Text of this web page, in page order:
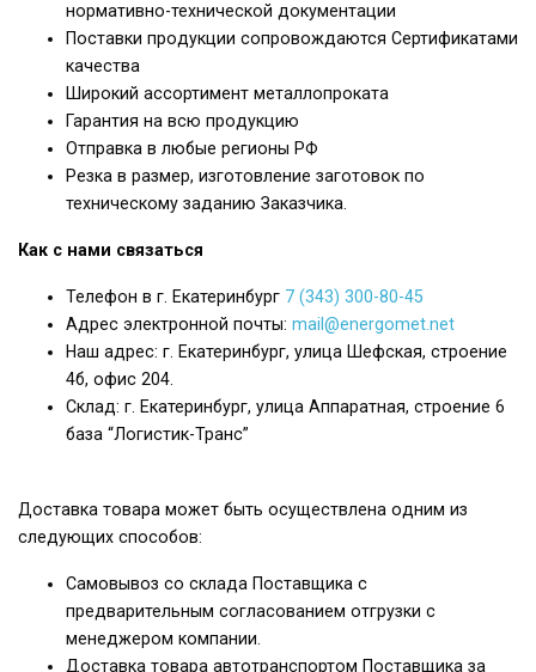
нормативно-технической документации
Поставки продукции сопровождаются Сертификатами
качества
Широкий ассортимент металлопроката
Гарантия на всю продукцию
Отправка в любые регионы РФ
Резка в размер, изготовление заготовок по
техническому заданию Заказчика.
Как с нами связаться
Телефон в г. Екатеринбург 7 (343) 300-80-45
Адрес электронной почты: mail@energomet.net
Наш адрес: г. Екатеринбург, улица Шефская, строение
4б, офис 204.
Склад: г. Екатеринбург, улица Аппаратная, строение 6
база “Логистик-Транс”
Доставка товара может быть осуществлена одним из
следующих способов:
Самовывоз со склада Поставщика с
предварительным согласованием отгрузки с
менеджером компании.
Доставка товара автотранспортом Поставщика за